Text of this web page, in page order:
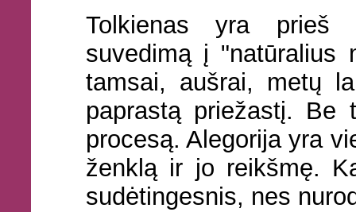
Tolkienas yra prieš
suvedimą į "natūralius
tamsai, aušrai, metų
paprastą priežastį. Be
procesą. Alegorija yra
ženklą ir jo reikšmę.
sudėtingesnis, nes